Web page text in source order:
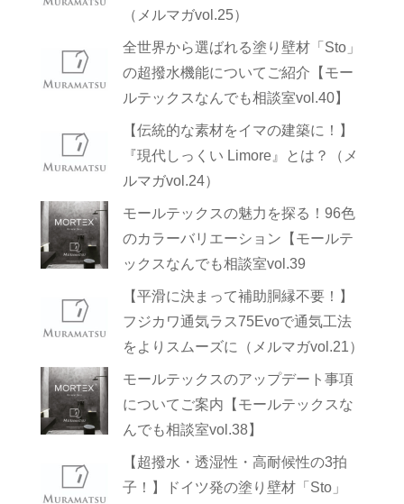
（メルマガvol.25）
全世界から選ばれる塗り壁材「Sto」
の超撥水機能についてご紹介【モー
ルテックスなんでも相談室vol.40】
【伝統的な素材をイマの建築に！】
『現代しっくい Limore』とは？（メ
ルマガvol.24）
モールテックスの魅力を探る！96色
のカラーバリエーション【モールテ
ックスなんでも相談室vol.39
【平滑に決まって補助胴縁不要！】
フジカワ通気ラス75Evoで通気工法
をよりスムーズに（メルマガvol.21）
モールテックスのアップデート事項
についてご案内【モールテックスな
んでも相談室vol.38】
【超撥水・透湿性・高耐候性の3拍
子！】ドイツ発の塗り壁材「Sto」